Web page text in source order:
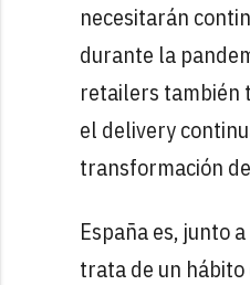
necesitarán
durante la
retailers también
el delivery
transformación
España es, junto
trata de un hábito